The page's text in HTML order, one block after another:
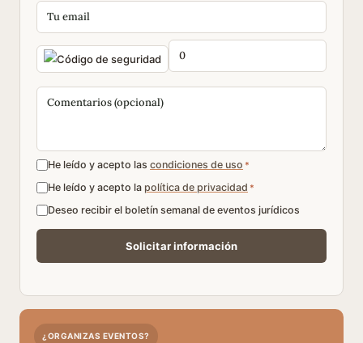
He leído y acepto las condiciones de uso *
He leído y acepto la política de privacidad *
Deseo recibir el boletín semanal de eventos jurídicos
¿ORGANIZAS EVENTOS?